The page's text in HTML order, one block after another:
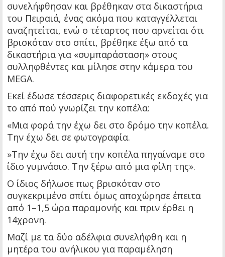
συνελήφθησαν και βρέθηκαν στα δικαστήρια
του Πειραιά, ένας ακόμα που καταγγέλλεται
αναζητείται, ενώ ο τέταρτος που αρνείται ότι
βρισκόταν στο σπίτι, βρέθηκε έξω από τα
δικαστήρια για «συμπαράσταση» στους
συλληφθέντες και μίλησε στην κάμερα του
MEGA.
Εκεί έδωσε τέσσερις διαφορετικές εκδοχές για
το από πού γνωρίζει την κοπέλα:
«Μια φορά την έχω δει στο δρόμο την κοπέλα.
Την έχω δει σε φωτογραφία.
»Την έχω δει αυτή την κοπέλα πηγαίναμε στο
ίδιο γυμνάσιο. Την ξέρω από μια φίλη της».
Ο ίδιος δήλωσε πως βρισκόταν στο
συγκεκριμένο σπίτι όμως αποχώρησε έπειτα
από 1–1,5 ώρα παραμονής και πριν έρθει η
14χρονη.
Μαζί με τα δύο αδέλφια συνελήφθη και η
μητέρα του ανήλικου για παραμέληση